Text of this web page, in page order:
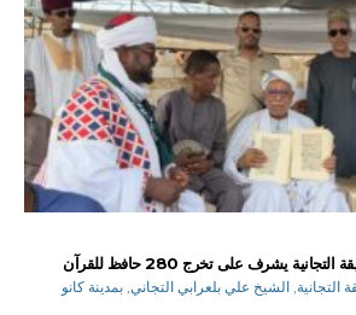
يشرف على تخرج 280 حافظ للقرآن
الشيخ علي بلعرابي التجاني, بمدينة كانو